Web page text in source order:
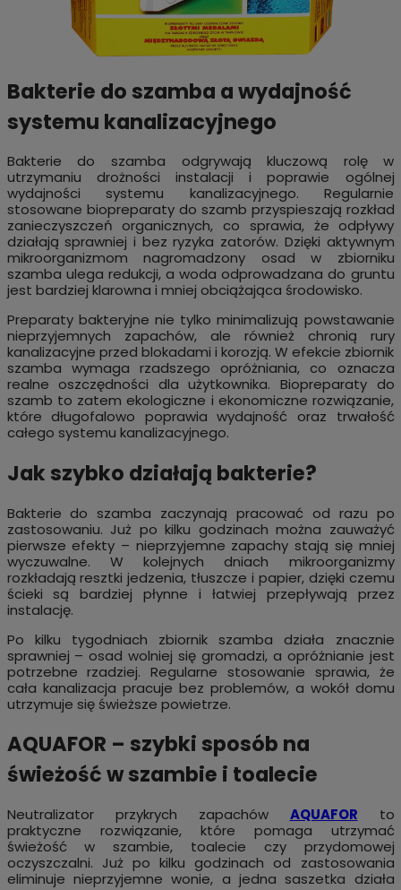
Bakterie do szamba a wydajność
systemu kanalizacyjnego
Bakterie do szamba odgrywają kluczową rolę w
utrzymaniu drożności instalacji i poprawie ogólnej
wydajności systemu kanalizacyjnego. Regularnie
stosowane biopreparaty do szamb przyspieszają rozkład
zanieczyszczeń organicznych, co sprawia, że odpływy
działają sprawniej i bez ryzyka zatorów. Dzięki aktywnym
mikroorganizmom nagromadzony osad w zbiorniku
szamba ulega redukcji, a woda odprowadzana do gruntu
jest bardziej klarowna i mniej obciążająca środowisko.
Preparaty bakteryjne nie tylko minimalizują powstawanie
nieprzyjemnych zapachów, ale również chronią rury
kanalizacyjne przed blokadami i korozją. W efekcie zbiornik
szamba wymaga rzadszego opróżniania, co oznacza
realne oszczędności dla użytkownika. Biopreparaty do
szamb to zatem ekologiczne i ekonomiczne rozwiązanie,
które długofalowo poprawia wydajność oraz trwałość
całego systemu kanalizacyjnego.
Jak szybko działają bakterie?
Bakterie do szamba zaczynają pracować od razu po
zastosowaniu. Już po kilku godzinach można zauważyć
pierwsze efekty – nieprzyjemne zapachy stają się mniej
wyczuwalne. W kolejnych dniach mikroorganizmy
rozkładają resztki jedzenia, tłuszcze i papier, dzięki czemu
ścieki są bardziej płynne i łatwiej przepływają przez
instalację.
Po kilku tygodniach zbiornik szamba działa znacznie
sprawniej – osad wolniej się gromadzi, a opróżnianie jest
potrzebne rzadziej. Regularne stosowanie sprawia, że
cała kanalizacja pracuje bez problemów, a wokół domu
utrzymuje się świeższe powietrze.
AQUAFOR – szybki sposób na
świeżość w szambie i toalecie
Neutralizator przykrych zapachów AQUAFOR to
praktyczne rozwiązanie, które pomaga utrzymać
świeżość w szambie, toalecie czy przydomowej
oczyszczalni. Już po kilku godzinach od zastosowania
eliminuje nieprzyjemne wonie, a jedna saszetka działa